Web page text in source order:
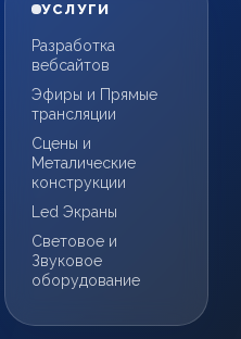
УСЛУГИ
Разработка
вебсайтов
Эфиры и Прямые
трансляции
Сцены и
Металические
конструкции
Led Экраны
Световое и
Звуковое
оборудование